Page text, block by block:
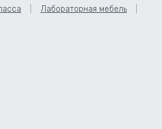
Лабораторная мебель